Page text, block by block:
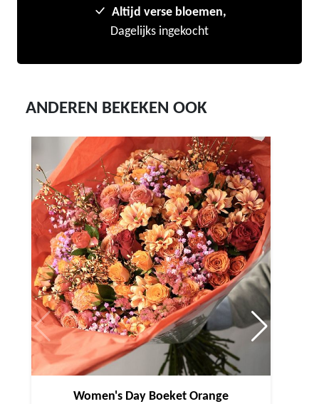
Altijd verse bloemen,
Dagelijks ingekocht
ANDEREN BEKEKEN OOK
Women's Day Boeket Orange